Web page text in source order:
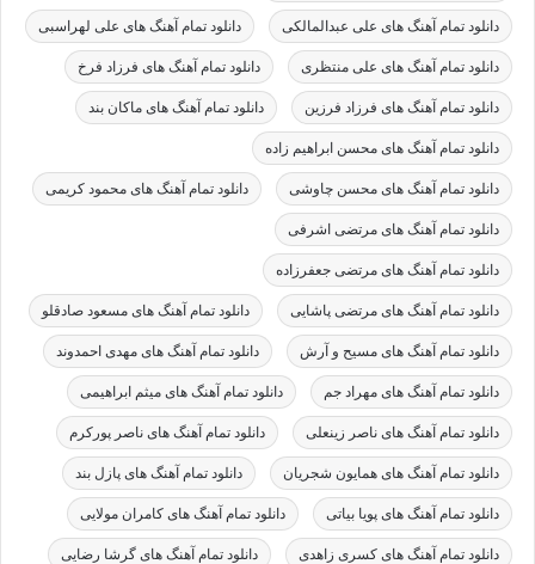
دانلود تمام آهنگ های علی عبدالمالکی دانلود تمام آهنگ های علی لهراسبی
دانلود تمام آهنگ های علی منتظری دانلود تمام آهنگ های فرزاد فرخ
دانلود تمام آهنگ های فرزاد فرزین دانلود تمام آهنگ های ماکان بند
دانلود تمام آهنگ های محسن ابراهیم زاده
دانلود تمام آهنگ های محسن چاوشی دانلود تمام آهنگ های محمود کریمی
دانلود تمام آهنگ های مرتضی اشرفی
دانلود تمام آهنگ های مرتضی جعفرزاده
دانلود تمام آهنگ های مرتضی پاشایی دانلود تمام آهنگ های مسعود صادقلو
دانلود تمام آهنگ های مسیح و آرش دانلود تمام آهنگ های مهدی احمدوند
دانلود تمام آهنگ های مهراد جم دانلود تمام آهنگ های میثم ابراهیمی
دانلود تمام آهنگ های ناصر زینعلی دانلود تمام آهنگ های ناصر پورکرم
دانلود تمام آهنگ های همایون شجریان دانلود تمام آهنگ های پازل بند
دانلود تمام آهنگ های پویا بیاتی دانلود تمام آهنگ های کامران مولایی
دانلود تمام آهنگ های کسری زاهدی دانلود تمام آهنگ های گرشا رضایی